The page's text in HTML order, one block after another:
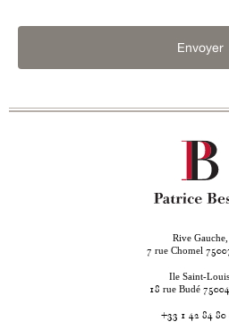
Envoyer
Rive Gauche,
7 rue Chomel
Ile Saint-Louis,
18 rue Budé 75004
+33 1 42 84 80